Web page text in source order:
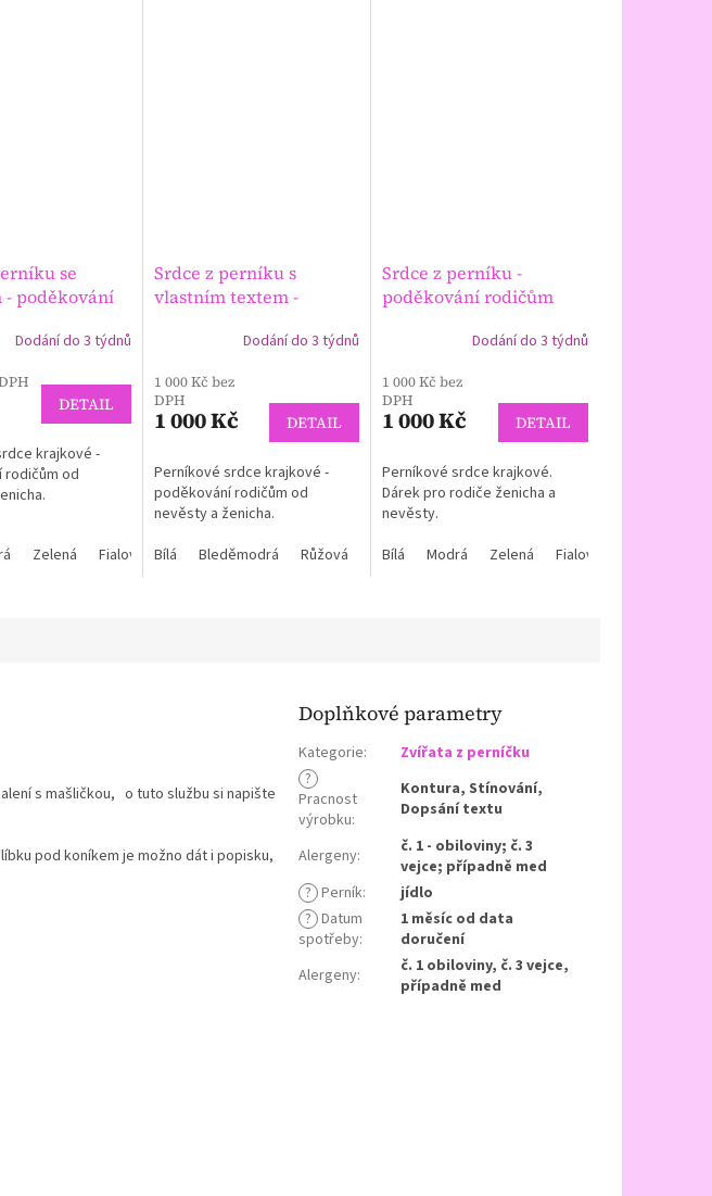
se
- poděkování
Dodání do 3 týdnů
DETAIL
krajkové -
od
Zelená Fialová Červená Bleděmodrá Růžová Tyrkysová
Srdce z perníku s
vlastním textem -
Dodání do 3 týdnů
1 000 Kč bez
DPH
1 000 Kč DETAIL
Perníkové srdce krajkové -
poděkování rodičům od
nevěsty a ženicha.
Bílá
Bleděmodrá Růžová
Srdce z perníku -
poděkování rodičům
Dodání do 3 týdnů
1 000 Kč bez
DPH
1 000 Kč DETAIL
Perníkové srdce krajkové.
Dárek pro rodiče ženicha a
nevěsty.
Bílá
Modrá Zelená Fialová
s mašličkou, o tuto službu si napište
pod koníkem je možno dát i popisku,
Doplňkové parametry
Kategorie:
Zvířata z perníčku
?
Pracnost
výrobku:
Kontura, Stínování,
Dopsání textu
Alergeny:
č. 1 - obiloviny; č. 3
vejce; případně med
? Perník:
jídlo
? Datum
spotřeby:
1 měsíc od data
doručení
Alergeny:
č. 1 obiloviny, č. 3 vejce,
případně med